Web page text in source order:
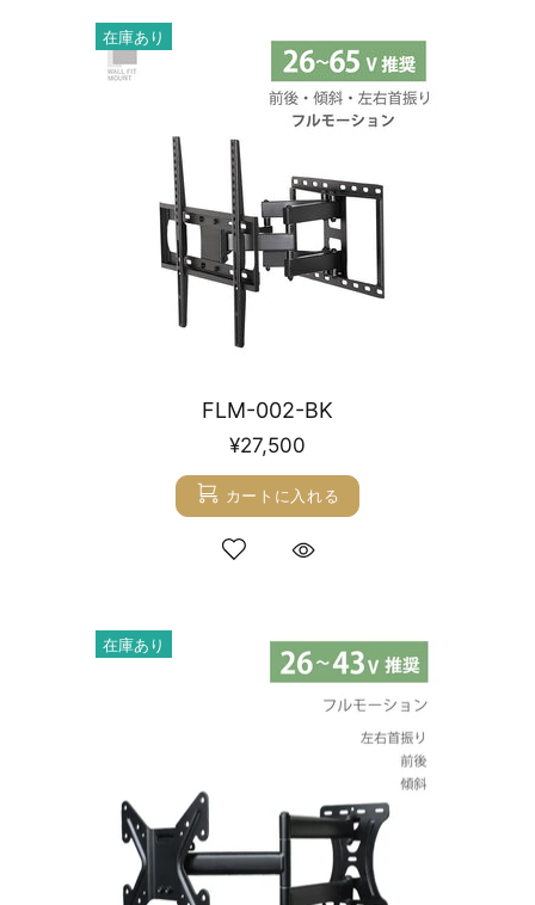
在庫あり
FLM-002-BK
¥27,500
カートに入れる
在庫あり